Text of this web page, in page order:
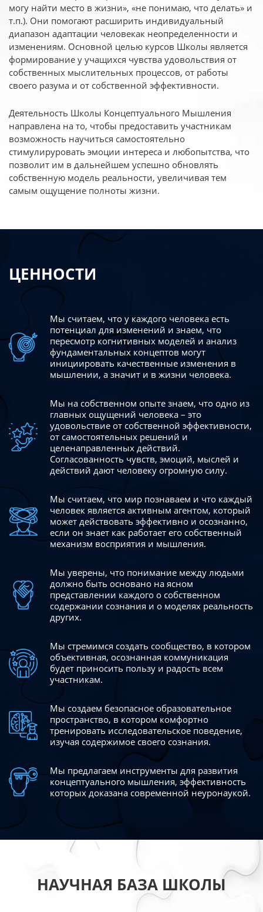
могу найти место в жизни», «не понимаю, что делать» и
т.п.). Они помогают расширить индивидуальный
диапазон адаптации человекак неопределенности и
изменениям. Основной целью курсов Школы является
формирование у учащихся чувства удовольствия от
собственных мыслительных процессов, от работы
своего разума и от собственной эффективности.
Деятельность Школы Концептуального Мышления
направлена на то, чтобы предоставить участникам
возможность научиться самостоятельно
стимулируровать эмоции интереса и любопытства, что
позволит им в дальнейшем успешно обновлять
собственную модель реальности, увеличивая тем
самым ощущение полноты жизни.
ЦЕННОСТИ
Мы считаем, что у каждого человека есть
потенциал для изменений и знаем, что
пересмотр когнитивных моделей и анализ
фундаментальных концептов могут
инициировать качественные изменения в
мышлении, а значит и в жизни человека.
Мы на собственном опыте знаем, что одно из
главных ощущений человека – это
удовольствие от собственной эффективности,
от самостоятельных решений и
целенаправленных действий.
Согласованность чувств, эмоций, мыслей и
действий дают человеку огромную силу.
Мы считаем, что мир познаваем и что каждый
человек является активным агентом, который
может действовать эффективно и осознанно,
если он знает как работает его собственный
механизм восприятия и мышления.
Мы уверены, что понимание между людьми
должно быть основано на ясном
представлении каждого о собственном
содержании сознания и о моделях реальность
других.
Мы стремимся создать сообщество, в котором
объективная, осознанная коммуникация
будет приносить пользу и радость всем
участникам.
Мы создаем безопасное образовательное
пространство, в котором комфортно
тренировать исследовательское поведение,
изучая содержимое своего сознания.
Мы предлагаем инструменты для развития
концептуального мышления, эффективность
которых доказана современной неуронаукой.
НАУЧНАЯ БАЗА ШКОЛЫ